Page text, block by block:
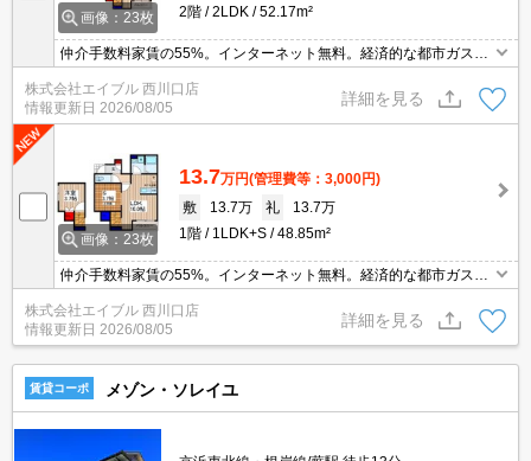
画像：23枚
2階
2LDK 52.17m²
仲介手数料家賃の55%。インターネット無料。経済的な都市ガス使
用。CATV受信可。システムキッチン。洗面化粧台付き。温水洗浄
便座付き。TVインターホン付き。エアコン3基付き。ミサワホーム
施工。
株式会社エイブル 西川口店
情報更新日 2026/08/05
詳細を見る
画像：23枚
13.7万円(管理費等：3,000円)
敷
13.7万 礼
13.7万
1階
1LDK+S 48.85m²
仲介手数料家賃の55%。インターネット無料。経済的な都市ガス使
用。CATV受信可。システムキッチン。洗面化粧台付き。温水洗浄
便座付き。TVインターホン付き。エアコン2基付き。ミサワホーム
施工。
株式会社エイブル 西川口店
情報更新日 2026/08/05
詳細を見る
賃貸コーポ メゾン・ソレイユ